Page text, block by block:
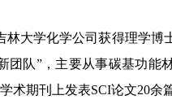
林大学化学公司获得理学博
团队”，主要从事碳基功能
术期刊上发表SCI论文20余